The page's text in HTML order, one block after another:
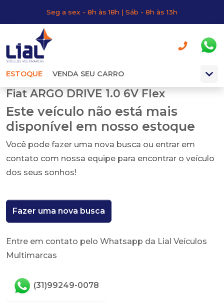
Seg a sex - 8h às 18h | Sáb - 8h às 13h
ESTOQUE VENDA SEU CARRO
Fiat ARGO DRIVE 1.0 6V Flex
Este veículo não está mais
disponível em nosso estoque
Você pode fazer uma nova busca ou entrar em
contato com nossa equipe para encontrar o veículo
dos seus sonhos!
Fazer uma nova busca
Entre em contato pelo Whatsapp da Lial Veículos
Multimarcas
(31)99249-0078